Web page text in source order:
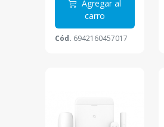
Agregar al
carro
Cód. 6942160457017